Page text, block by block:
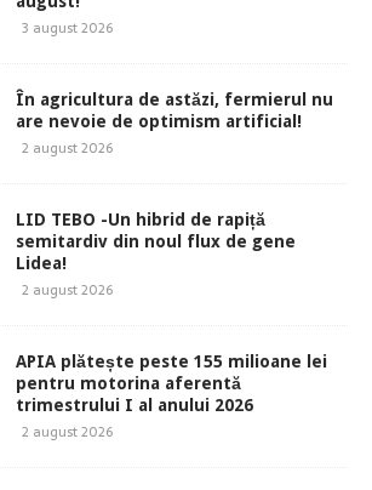
3 august 2026
În agricultura de astăzi, fermierul nu
are nevoie de optimism artificial!
2 august 2026
LID TEBO -Un hibrid de rapiță
semitardiv din noul flux de gene
Lidea!
2 august 2026
APIA plătește peste 155 milioane lei
pentru motorina aferentă
trimestrului I al anului 2026
2 august 2026